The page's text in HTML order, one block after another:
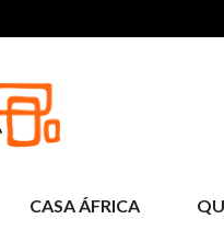
CASA ÁFRICA